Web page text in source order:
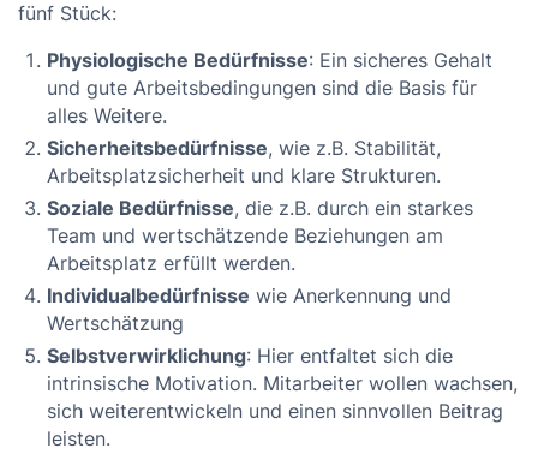
fünf Stück:
Physiologische Bedürfnisse: Ein sicheres Gehalt
und gute Arbeitsbedingungen sind die Basis für
alles Weitere.
Sicherheitsbedürfnisse, wie z.B. Stabilität,
Arbeitsplatzsicherheit und klare Strukturen.
Soziale Bedürfnisse, die z.B. durch ein starkes
Team und wertschätzende Beziehungen am
Arbeitsplatz erfüllt werden.
Individualbedürfnisse wie Anerkennung und
Wertschätzung
Selbstverwirklichung: Hier entfaltet sich die
intrinsische Motivation. Mitarbeiter wollen wachsen,
sich weiterentwickeln und einen sinnvollen Beitrag
leisten.